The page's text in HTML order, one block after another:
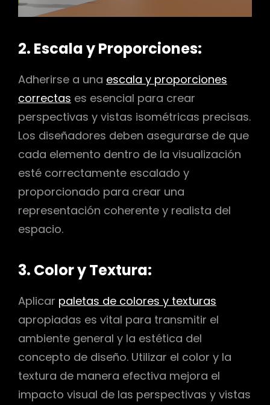
2. Escala y Proporciones:
Adherirse a una escala y proporciones
correctas es esencial para crear
perspectivas y vistas isométricas precisas.
Los diseñadores deben asegurarse de que
cada elemento dentro de la visualización
esté correctamente escalado y
proporcionado para crear una
representación coherente y realista del
espacio.
3. Color y Textura:
Aplicar paletas de colores y texturas
apropiadas es vital para transmitir el
ambiente general y la estética del
concepto de diseño. Utilizar el color y la
textura de manera efectiva mejora el
impacto visual de las perspectivas y vistas